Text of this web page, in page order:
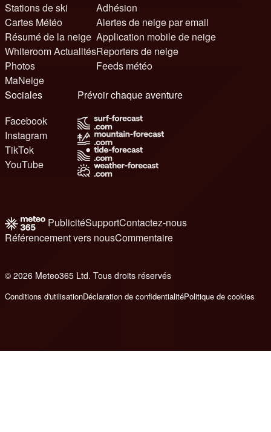
Stations de ski
Cartes Météo
Résumé de la neige
Whiteroom Actualités
Photos
MaNeige
Adhésion
Alertes de neige par email
Application mobile de neige
Reporters de neige
Feeds météo
Sociales
Facebook
Instagram
TikTok
YouTube
Prévoir chaque aventure
PublicitéSupportContactez-nous
Référencement vers nousCommentaire
© 2026 Meteo365 Ltd. Tous droits réservés
Conditions d'utilisationDéclaration de confidentialitéPolitique de cookies